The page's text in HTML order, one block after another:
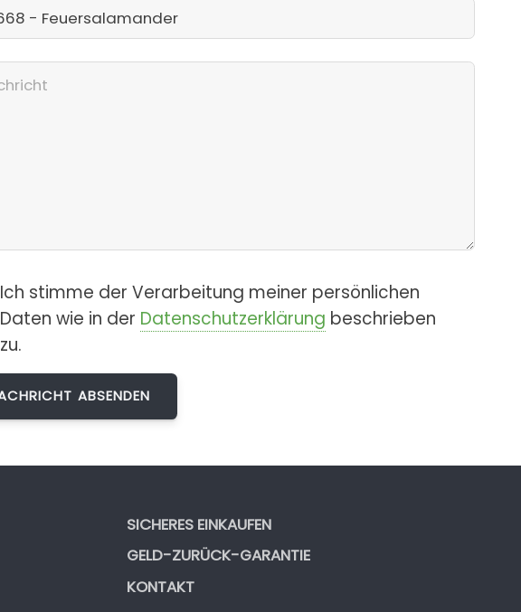
Ich stimme der Verarbeitung meiner persönlichen
Daten wie in der Datenschutzerklärung beschrieben
zu.
SICHERES EINKAUFEN
GELD-ZURÜCK-GARANTIE
KONTAKT